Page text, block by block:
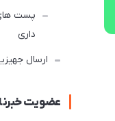
پست
داری
ارسال
عضویت